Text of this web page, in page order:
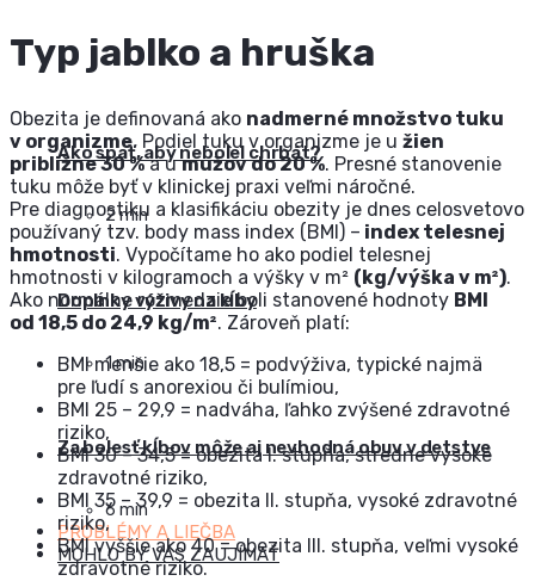
Ako spať, aby nebolel chrbát?
2 min
Doplnky výživy na kĺby
1 min
Za bolesť kĺbov môže aj nevhodná obuv v detstve
6 min
PROBLÉMY A LIEČBA
MOHLO BY VÁS ZAUJÍMAŤ
Typ jablko a hruška
Obezita je definovaná ako nadmerné množstvo tuku
v organizme. Podiel tuku v organizme je u žien
približne 30 %a umužov do 20 %. Presné stanovenie
tuku môže byť v klinickej praxi veľmi náročné.
Pre diagnostiku a klasifikáciu obezity je dnes celosvetovo
používaný tzv. body mass index (BMI) – index telesnej
hmotnosti. Vypočítame ho ako podiel telesnej
hmotnosti v kilogramoch a výšky v m² (kg/výška v m²).
Ako normálne rozmedzie boli stanovené hodnoty BMI
od 18,5 do 24,9 kg/m². Zároveň platí:
BMI menšie ako 18,5 = podvýživa, typické najmä
pre ľudí s anorexiou či bulímiou,
BMI 25 – 29,9 = nadváha, ľahko zvýšené zdravotné
riziko,
BMI 30 – 34,5 = obezita I. stupňa, stredne vysoké
zdravotné riziko,
BMI 35 – 39,9 = obezita II. stupňa, vysoké zdravotné
riziko,
BMI vyššie ako 40 = obezita III. stupňa, veľmi vysoké
zdravotné riziko.